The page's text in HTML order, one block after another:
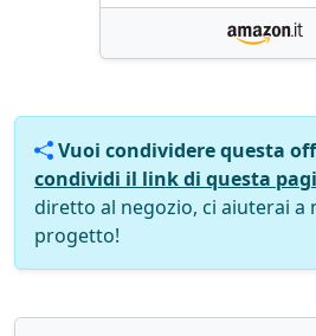
Vuoi condividere questa
condividi il link di questa
diretto al negozio, ci aiuterai a
progetto!